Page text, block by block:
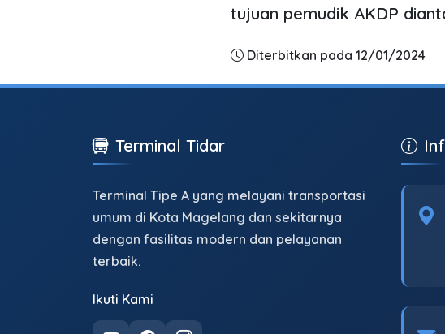
tujuan pemudik AKDP
Diterbitkan pada 12/01/2024
Terminal Tidar
Terminal Tipe A yang melayani transportasi
umum di Kota Magelang dan sekitarnya
dengan fasilitas modern dan pelayanan
terbaik.
Ikuti Kami